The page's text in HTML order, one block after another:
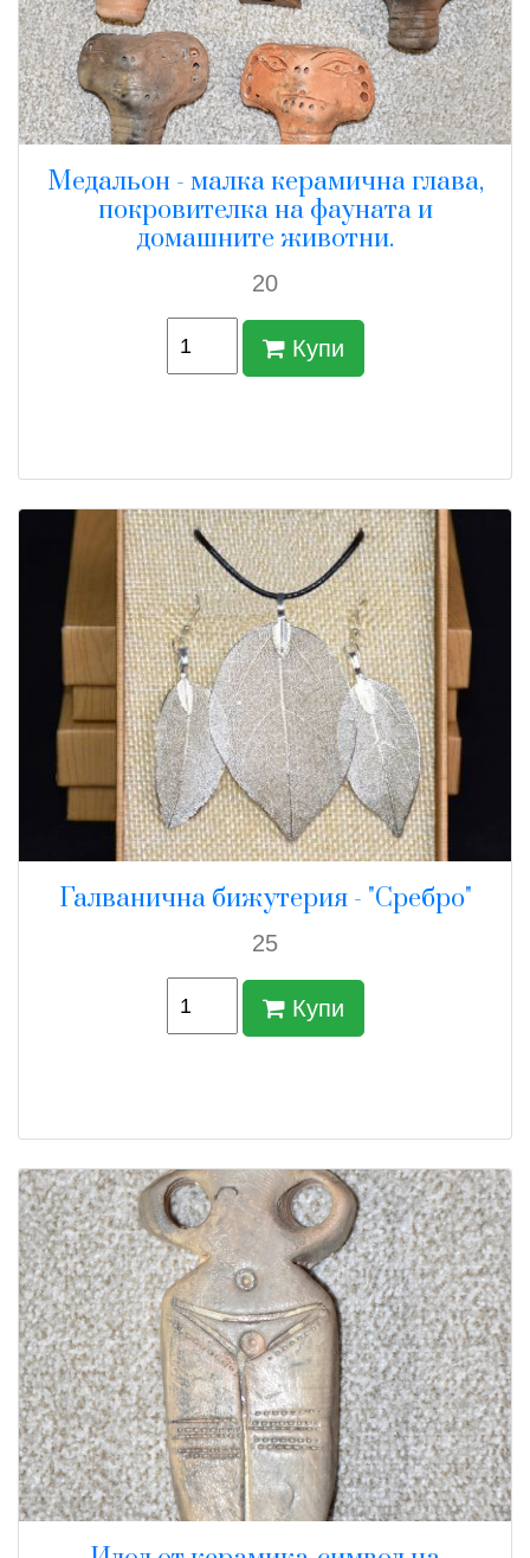
Медальон - малка керамична глава,
покровителка на фауната и
домашните животни.
20
Купи
Галванична бижутерия - "Сребро"
25
Купи